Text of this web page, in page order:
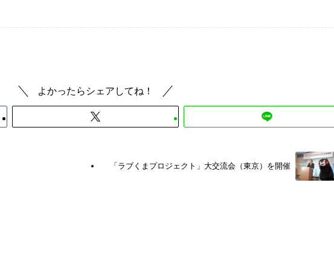
よかったらシェアしてね！
「ラブくまプロジェクト」大交流会（東京）を開催